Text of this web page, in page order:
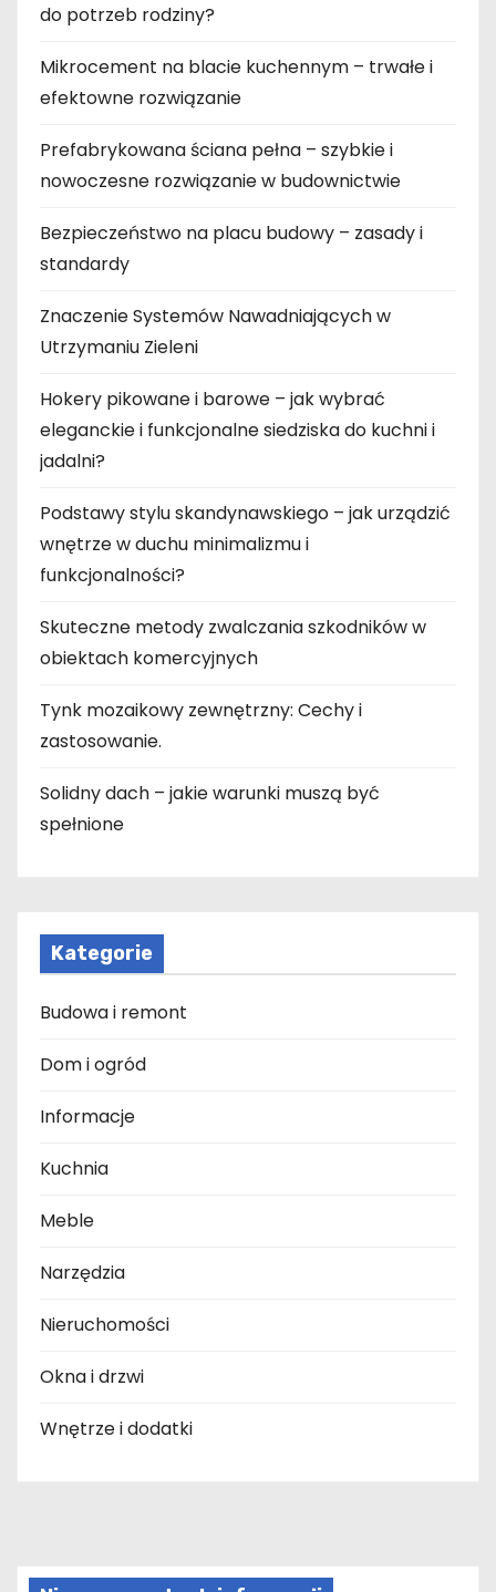
do potrzeb rodziny?
Mikrocement na blacie kuchennym – trwałe i
efektowne rozwiązanie
Prefabrykowana ściana pełna – szybkie i
nowoczesne rozwiązanie w budownictwie
Bezpieczeństwo na placu budowy – zasady i
standardy
Znaczenie Systemów Nawadniających w
Utrzymaniu Zieleni
Hokery pikowane i barowe – jak wybrać
eleganckie i funkcjonalne siedziska do kuchni i
jadalni?
Podstawy stylu skandynawskiego – jak urządzić
wnętrze w duchu minimalizmu i
funkcjonalności?
Skuteczne metody zwalczania szkodników w
obiektach komercyjnych
Tynk mozaikowy zewnętrzny: Cechy i
zastosowanie.
Solidny dach – jakie warunki muszą być
spełnione
Kategorie
Budowa i remont
Dom i ogród
Informacje
Kuchnia
Meble
Narzędzia
Nieruchomości
Okna i drzwi
Wnętrze i dodatki